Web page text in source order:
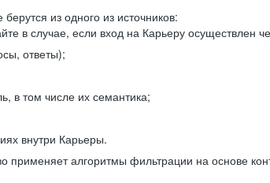
из одного из источников:
в случае, если вход на Карьеру осуществлен
ответы);
в том числе их семантика;
внутри Карьеры.
алгоритмы фильтрации на основе